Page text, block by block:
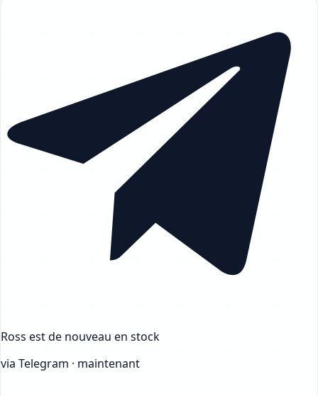
Ross est de nouveau en stock
via Telegram · maintenant